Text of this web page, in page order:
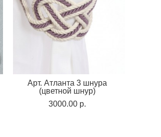
Арт. Атланта 3 шнура
(цветной шнур)
3000.00 p.